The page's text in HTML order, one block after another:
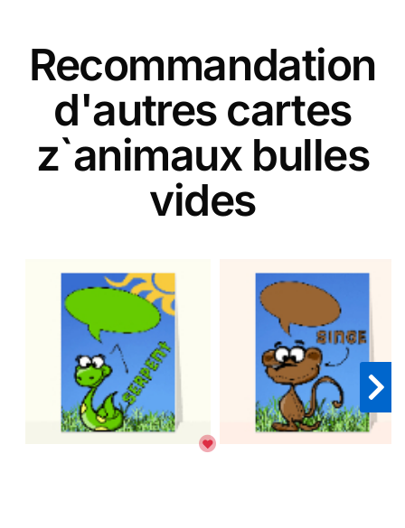
Recommandation
d'autres cartes
z`animaux bulles
vides